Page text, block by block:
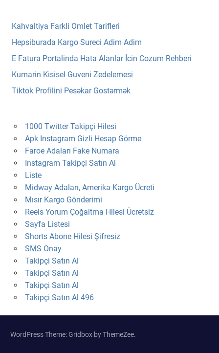
Kahvaltiya Farkli Omlet Tarifleri
Hepsiburada Kargo Sureci Adim Adim
E Fatura Portalinda Hata Alanlar İcin Cozum Rehberi
Kumarin Kisisel Guveni Zedelemesi
Tiktok Profilini Pesəkar Gostərmək
1000 Twitter Takipçi Hilesi
Apk Instagram Gizli Hesap Görme
Faroe Adaları Fake Numara
Instagram Takipçi Satın Al
Liste
Midway Adaları, Amerika Kargo Ücreti
Mısır Kargo Gönderimi
Reels Yorum Çoğaltma Hilesi Ücretsiz
Sayfa Listesi
Shorts Abone Hilesi Şifresiz
SMS Onay
Takipçi Satın Al
Takipçi Satın Al
Takipçi Satın Al
Takipçi Satın Al 496
WordPress Theme: Gridbox by ThemeZee.